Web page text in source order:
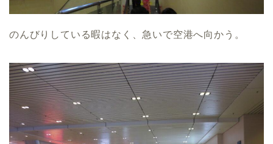
のんびりしている暇はなく、急いで空港へ向かう。